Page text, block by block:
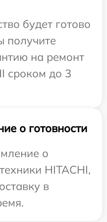
будет готово
получите
на ремонт
сроком до 3
о готовности
о
HITACHI,
в